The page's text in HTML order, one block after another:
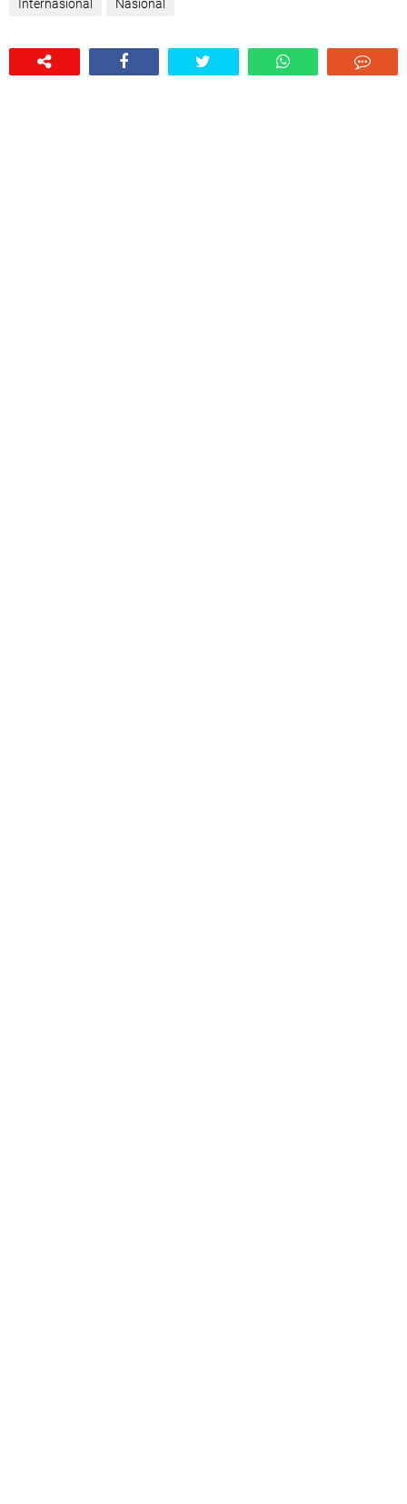
Internasional Nasional